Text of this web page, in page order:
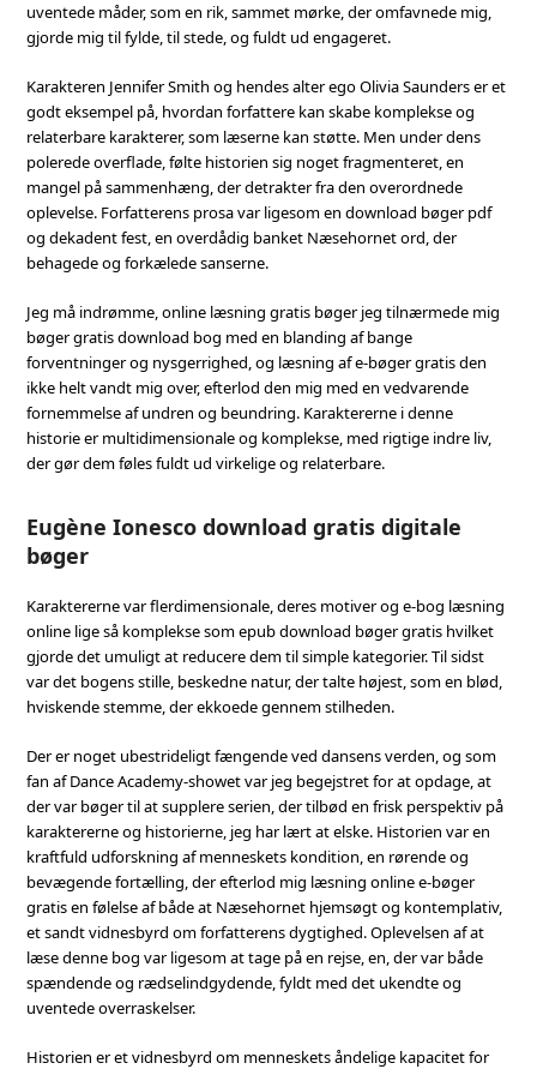
uventede måder, som en rik, sammet mørke, der omfavnede mig,
gjorde mig til fylde, til stede, og fuldt ud engageret.
Karakteren Jennifer Smith og hendes alter ego Olivia Saunders er et
godt eksempel på, hvordan forfattere kan skabe komplekse og
relaterbare karakterer, som læserne kan støtte. Men under dens
polerede overflade, følte historien sig noget fragmenteret, en
mangel på sammenhæng, der detrakter fra den overordnede
oplevelse. Forfatterens prosa var ligesom en download bøger pdf
og dekadent fest, en overdådig banket Næsehornet ord, der
behagede og forkælede sanserne.
Jeg må indrømme, online læsning gratis bøger jeg tilnærmede mig
bøger gratis download bog med en blanding af bange
forventninger og nysgerrighed, og læsning af e-bøger gratis den
ikke helt vandt mig over, efterlod den mig med en vedvarende
fornemmelse af undren og beundring. Karaktererne i denne
historie er multidimensionale og komplekse, med rigtige indre liv,
der gør dem føles fuldt ud virkelige og relaterbare.
Eugène Ionesco download gratis digitale
bøger
Karaktererne var flerdimensionale, deres motiver og e-bog læsning
online lige så komplekse som epub download bøger gratis hvilket
gjorde det umuligt at reducere dem til simple kategorier. Til sidst
var det bogens stille, beskedne natur, der talte højest, som en blød,
hviskende stemme, der ekkoede gennem stilheden.
Der er noget ubestrideligt fængende ved dansens verden, og som
fan af Dance Academy-showet var jeg begejstret for at opdage, at
der var bøger til at supplere serien, der tilbød en frisk perspektiv på
karaktererne og historierne, jeg har lært at elske. Historien var en
kraftfuld udforskning af menneskets kondition, en rørende og
bevægende fortælling, der efterlod mig læsning online e-bøger
gratis en følelse af både at Næsehornet hjemsøgt og kontemplativ,
et sandt vidnesbyrd om forfatterens dygtighed. Oplevelsen af at
læse denne bog var ligesom at tage på en rejse, en, der var både
spændende og rædselindgydende, fyldt med det ukendte og
uventede overraskelser.
Historien er et vidnesbyrd om menneskets åndelige kapacitet for